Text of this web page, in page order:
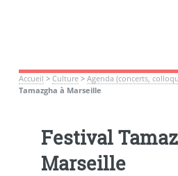
Accueil > Culture> Agenda (concerts,
Tamazgha à Marseille
Festival
Marseille